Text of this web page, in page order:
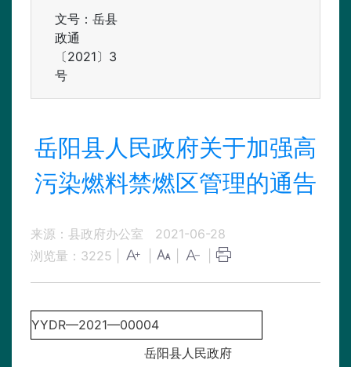
文号：岳县
政通
〔2021〕3
号
岳阳县人民政府关于加强高
污染燃料禁燃区管理的通告
来源：县政府办公室
2021-06-28
浏览量： 3225
YYDR—2021—00004
岳阳县人民政府